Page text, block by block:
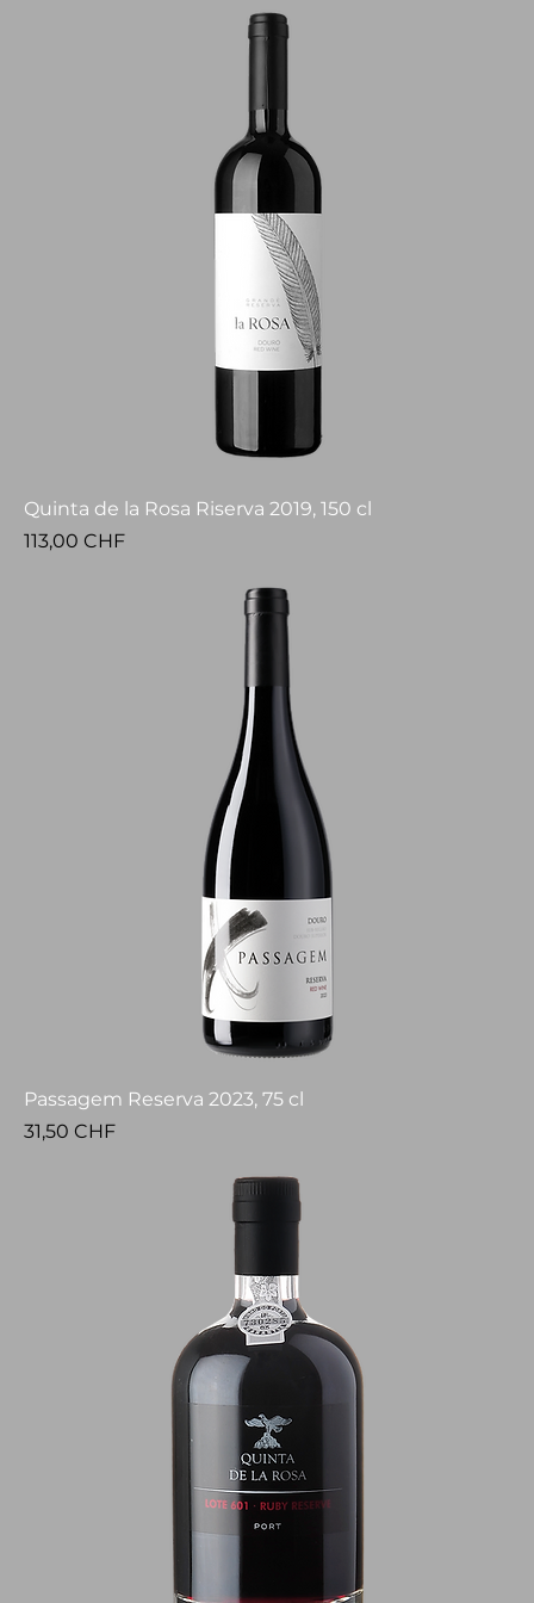
Quinta de la Rosa Riserva 2019, 150 cl
Prezzo
113,00 CHF
Passagem Reserva 2023, 75 cl
Prezzo
31,50 CHF